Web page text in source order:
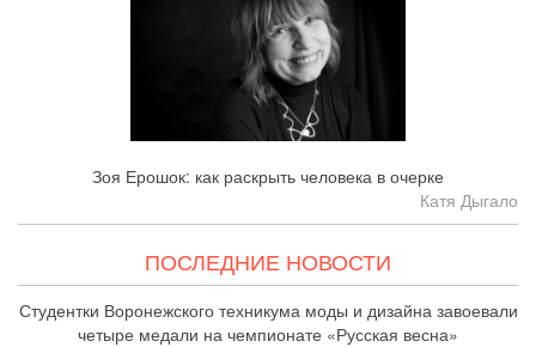
Зоя Ерошок: как раскрыть человека в очерке
Катя Дыгало
ПОСЛЕДНИЕ НОВОСТИ
Студентки Воронежского техникума моды и дизайна завоевали
четыре медали на чемпионате «Русская весна»